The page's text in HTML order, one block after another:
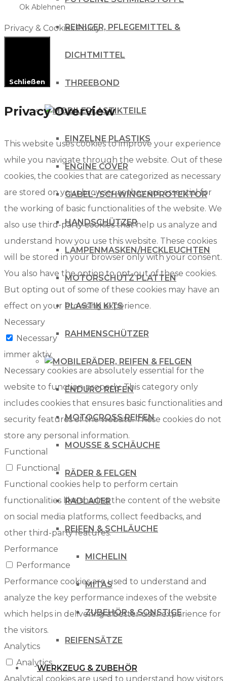
REINIGER, PFLEGEMITTEL &
DICHTMITTEL
THREEBOND
PLASTIKTEILE
EINZELNE PLASTIKS
ENGINE COVER
GABEL-/SCHWINGENPROTEKTOR
HANDSCHÜTZER
LAMPENMASKEN/HECKLEUCHTEN
MOTORSCHUTZ PLATTEN
PLASTIK KITS
RAHMENSCHÜTZER
RÄDER, REIFEN & FELGEN
ENDURO REIFEN
MOTOCROSS REIFEN
MOUSSE & SCHÄUCHE
RÄDER & FELGEN
RADLAGER
REIFEN & SCHLÄUCHE
MICHELIN
MITAS
ZUBEHÖR & SONSTIGE
REIFENSÄTZE
WERKZEUG & ZUBEHÖR
Ok Ablehnen
Privacy & Cookies Policy
Schließen
Privacy Overview
This website uses cookies to improve your experience
while you navigate through the website. Out of these
cookies, the cookies that are categorized as necessary
are stored on your browser as they are essential for
the working of basic functionalities of the website. We
also use third-party cookies that help us analyze and
understand how you use this website. These cookies
will be stored in your browser only with your consent.
You also have the option to opt-out of these cookies.
But opting out of some of these cookies may have an
effect on your browsing experience.
Necessary
Necessary
immer aktiv
Necessary cookies are absolutely essential for the
website to function properly. This category only
includes cookies that ensures basic functionalities and
security features of the website. These cookies do not
store any personal information.
Functional
Functional
Functional cookies help to perform certain
functionalities like sharing the content of the website
on social media platforms, collect feedbacks, and
other third-party features.
Performance
Performance
Performance cookies are used to understand and
analyze the key performance indexes of the website
which helps in delivering a better user experience for
the visitors.
Analytics
Analytics
Analytical cookies are used to understand how visitors